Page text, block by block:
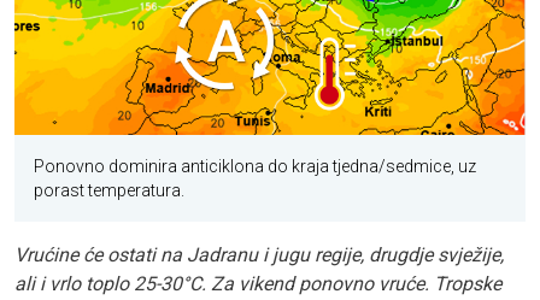
Ponovno dominira anticiklona do kraja tjedna/sedmice, uz
porast temperatura.
Vrućine će ostati na Jadranu i jugu regije, drugdje svježije,
ali i vrlo toplo 25-30°C. Za vikend ponovno vruće. Tropske